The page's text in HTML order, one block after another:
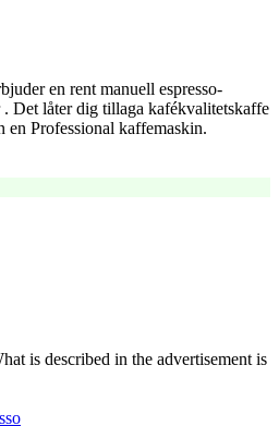
en rent manuell espresso-
Det låter dig tillaga kafékvalitetskaffe
Professional kaffemaskin.
is described in the advertisement is